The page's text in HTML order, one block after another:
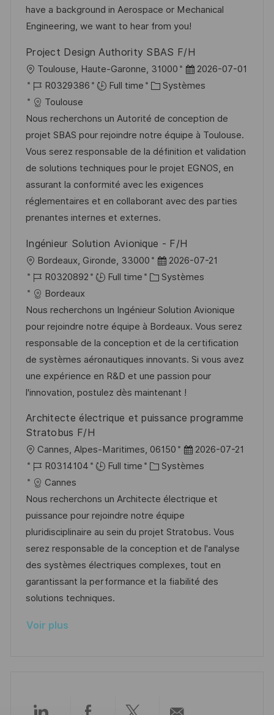
a
t
o
n
f
f
c
h
a
e
n
c
d
u
p
o
s
t
e
r
have a background in Aerospace or Mechanical
Engineering, we want to hear from you!
Project Design Authority SBAS F/H
o
c
a
l
i
s
a
t
i
n
Toulouse, Haute-Garonne, 31000
D
a
e
d
’
a
f
f
h
a
g
2026-07-01
R
é
f
é
r
e
n
c
e
u
p
o
s
t
e
R0329386 Full time
C
t
é
g
o
r
i
e
Systèmes
Toulouse
Nous recherchons un Autorité de conception de
projet SBAS pour rejoindre notre équipe à Toulouse.
Vous serez responsable de la définition et validation
de solutions techniques pour le projet EGNOS, en
assurant la conformité avec les exigences
réglementaires et en collaborant avec des parties
prenantes internes et externes.
Ingénieur Solution Avionique - F/H
o
c
a
l
i
s
a
t
o
Bordeaux, Gironde, 33000
D
a
e
d
’
a
f
f
c
2026-07-21
R
é
f
é
r
e
n
c
d
o
s
R0320892 Full time
C
t
é
g
o
r
i
Systèmes
Bordeaux
Nous recherchons un Ingénieur Solution Avionique
pour rejoindre notre équipe à Bordeaux. Vous serez
responsable de la conception et de la certification
de systèmes aéronautiques innovants. Si vous avez
une expérience en R&D et une passion pour
l'innovation, postulez dès maintenant !
Architecte électrique et puissance programme
Stratobus F/H
o
c
a
l
i
s
a
t
i
n
Cannes, Alpes-Maritimes, 06150
D
a
e
d
’
a
f
f
2026-07-21
R
é
f
é
r
e
n
c
e
u
R0314104 Full time
C
t
é
g
o
r
i
Systèmes
Cannes
Nous recherchons un Architecte électrique et
puissance pour rejoindre notre équipe
pluridisciplinaire au sein du projet Stratobus. Vous
serez responsable de la conception et de l'analyse
des systèmes électriques complexes, tout en
garantissant la performance et la fiabilité des
solutions techniques.
Voir plus